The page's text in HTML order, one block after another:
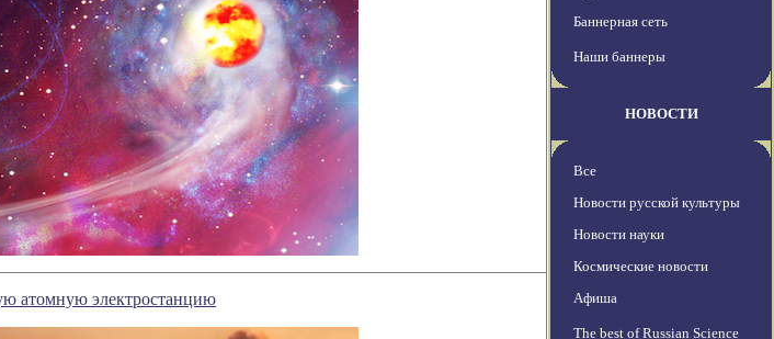
атомную электростанцию
Баннерная сеть
Наши баннеры
НОВОСТИ
Все
Новости русской культуры
Новости науки
Космические новости
Афиша
The best of Russian Science